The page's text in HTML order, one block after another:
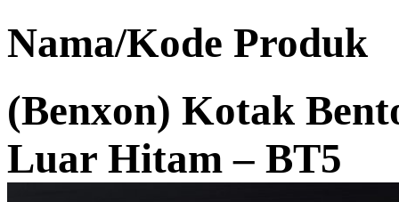
Nama/Kode Produk
(Benxon) Kotak
Luar Hitam – BT5